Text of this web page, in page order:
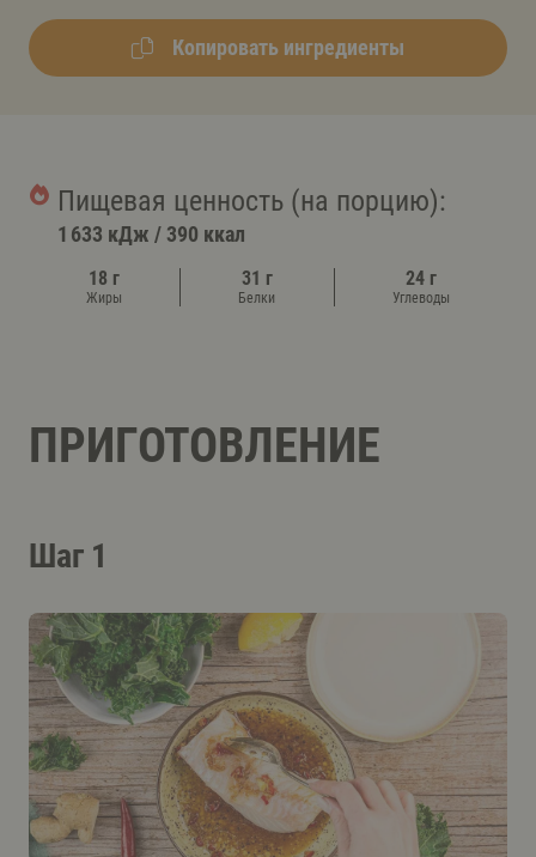
Копировать ингредиенты
Пищевая ценность (на порцию):
1 633 кДж / 390 ккал
18 г
Жиры
31 г
Белки
24 г
Углеводы
ПРИГОТОВЛЕНИЕ
Шаг 1